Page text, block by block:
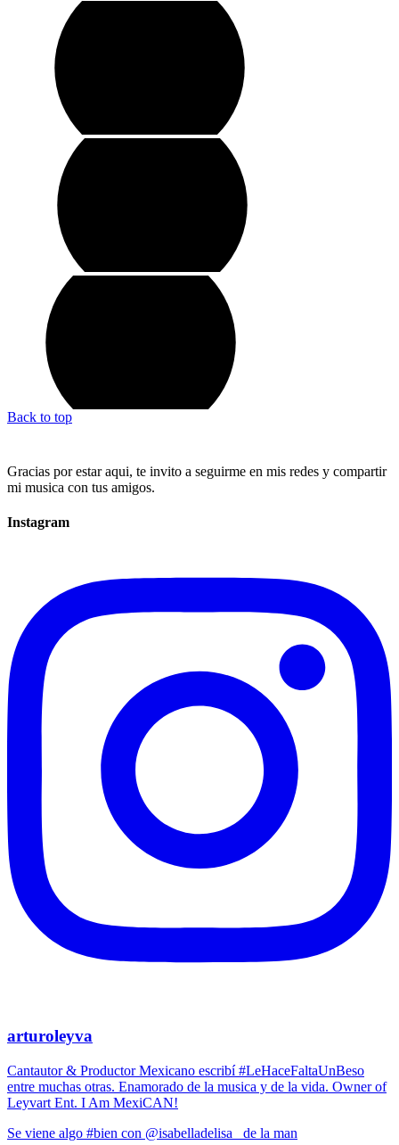
Back to top
Gracias por estar aqui, te invito a seguirme en mis redes y compartir
mi musica con tus amigos.
Instagram
arturoleyva
Cantautor & Productor Mexicano escribí #LeHaceFaltaUnBeso
entre muchas otras. Enamorado de la musica y de la vida. Owner of
Leyvart Ent. I Am MexiCAN!
Se viene algo #bien con @isabelladelisa_ de la man